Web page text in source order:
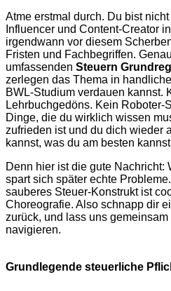
Atme erstmal durch. Du bist
Influencer und Content-Creator
irgendwann vor diesem
Fristen und Fachbegriffen.
umfassenden Steuern
zerlegen das Thema in
BWL-Studium verdauen kannst.
Lehrbuchgedöns. Kein Roboter-
Dinge, die du wirklich wissen
zufrieden ist und du dich wieder
kannst, was du am besten
Denn hier ist die gute Nachricht:
spart sich später echte
sauberes Steuer-Konstrukt ist
Choreografie. Also schnapp dir
zurück, und lass uns
navigieren.
Grundlegende steuerliche